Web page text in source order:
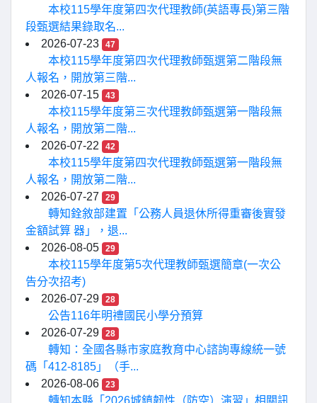
本校115學年度第四次代理教師(英語專長)第三階
段甄選結果錄取名...
2026-07-23
47
本校115學年度第四次代理教師甄選第二階段無
人報名，開放第三階...
2026-07-15
43
本校115學年度第三次代理教師甄選第一階段無
人報名，開放第二階...
2026-07-22
42
本校115學年度第四次代理教師甄選第一階段無
人報名，開放第二階...
2026-07-27
29
轉知銓敘部建置「公務人員退休所得重審後實發
金額試算 器」，退...
2026-08-05
29
本校115學年度第5次代理教師甄選簡章(一次公
告分次招考)
2026-07-29
28
公告116年明禮國民小學分預算
2026-07-29
28
轉知：全國各縣市家庭教育中心諮詢專線統一號
碼「412-8185」（手...
2026-08-06
23
轉知本縣「2026城鎮韌性（防空）演習」相關訊